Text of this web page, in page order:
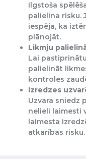
Ilgstoša
palielina risku.
iespēja, ka
plānojāt.
Likmju
Lai
palielināt
kontroles
Izredzes
Uzvara sniedz
nelieli laimesti
laimesta
atkarības risku.